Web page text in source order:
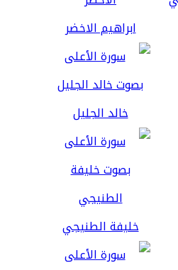
ابراهيم الاخضر
خالد الجليل
خليفة الطنيجي